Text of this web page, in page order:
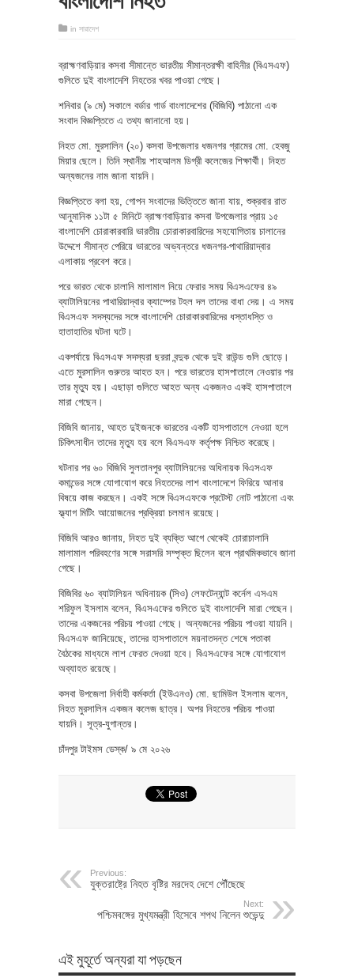
in সারাদেশ
ব্রাহ্মণবাড়িয়ার কসবা সীমান্তে ভারতীয় সীমান্তরক্ষী বাহিনীর (বিএসএফ)
গুলিতে দুই বাংলাদেশি নিহতের খবর পাওয়া গেছে।
শনিবার (৯ মে) সকালে বর্ডার গার্ড বাংলাদেশের (বিজিবি) পাঠানো এক
সংবাদ বিজ্ঞপ্তিতে এ তথ্য জানানো হয়।
নিহত মো. মুরসালিন (২০) কসবা উপজেলার ধজনগর গ্রামের মো. হেবজু
মিয়ার ছেলে। তিনি স্থানীয় শাহআলম ডিগ্রী কলেজের শিক্ষার্থী। নিহত
অন্যজনের নাম জানা যায়নি।
বিজ্ঞপ্তিতে বলা হয়, গোপন সংবাদের ভিত্তিতে জানা যায়, শুক্রবার রাত
আনুমানিক ১১টা ৫ মিনিটে ব্রাহ্মণবাড়িয়ার কসবা উপজেলার প্রায় ১৫
বাংলাদেশি চোরাকারবারি ভারতীয় চোরাকারবারিদের সহযোগিতায় চালানের
উদ্দেশে সীমান্ত পেরিয়ে ভারতের অভ্যন্তরে ধজনগর-পাথারিয়াদ্বার
এলাকায় প্রবেশ করে।
পরে ভারত থেকে চালানি মালামাল নিয়ে ফেরার সময় বিএসএফের ৪৯
ব্যাটালিয়নের পাথারিয়াদ্বার ক্যাম্পের টহল দল তাদের বাধা দেয়। এ সময়
বিএসএফ সদস্যদের সঙ্গে বাংলাদেশি চোরাকারবারিদের ধস্তাধস্তি ও
হাতাহাতির ঘটনা ঘটে।
একপর্যায়ে বিএসএফ সদস্যরা ছররা বন্দুক থেকে দুই রাউন্ড গুলি ছোড়ে।
এতে মুরসালিন গুরুতর আহত হন। পরে ভারতের হাসপাতালে নেওয়ার পর
তার মৃত্যু হয়। এছাড়া গুলিতে আহত অন্য একজনও একই হাসপাতালে
মারা গেছেন।
বিজিবি জানায়, আহত দুইজনকে ভারতের একটি হাসপাতালে নেওয়া হলে
চিকিৎসাধীন তাদের মৃত্যু হয় বলে বিএসএফ কর্তৃপক্ষ নিশ্চিত করেছে।
ঘটনার পর ৬০ বিজিবি সুলতানপুর ব্যাটালিয়নের অধিনায়ক বিএসএফ
কমান্ডের সঙ্গে যোগাযোগ করে নিহতদের লাশ বাংলাদেশে ফিরিয়ে আনার
বিষয়ে কাজ করছেন। একই সঙ্গে বিএসএফকে প্রটেস্ট নোট পাঠানো এবং
ফ্ল্যাগ মিটিং আয়োজনের প্রক্রিয়া চলমান রয়েছে।
বিজিবি আরও জানায়, নিহত দুই ব্যক্তি আগে থেকেই চোরাচালানি
মালামাল পরিবহণের সঙ্গে সরাসরি সম্পৃক্ত ছিলেন বলে প্রাথমিকভাবে জানা
গেছে।
বিজিবির ৬০ ব্যাটালিয়ন অধিনায়ক (সিও) লেফটেন্যান্ট কর্নেল এসএম
শরিফুল ইসলাম বলেন, বিএসএফের গুলিতে দুই বাংলাদেশি মারা গেছেন।
তাদের একজনের পরিচয় পাওয়া গেছে। অন্যজনের পরিচয় পাওয়া যায়নি।
বিএসএফ জানিয়েছে, তাদের হাসপাতালে ময়নাতদন্ত শেষে পতাকা
বৈঠকের মাধ্যমে লাশ ফেরত দেওয়া হবে। বিএসএফের সঙ্গে যোগাযোগ
অব্যাহত রয়েছে।
কসবা উপজেলা নির্বাহী কর্মকর্তা (ইউএনও) মো. ছামিউল ইসলাম বলেন,
নিহত মুরসালিন একজন কলেজ ছাত্র। অপর নিহতের পরিচয় পাওয়া
যায়নি। সূত্র-যুগান্তর।
চাঁদপুর টাইমস ডেস্ক/ ৯ মে ২০২৬
Previous:
যুক্তরাষ্ট্রে নিহত বৃষ্টির মরদেহ দেশে পৌঁছেছে
Next:
পশ্চিমবঙ্গের মুখ্যমন্ত্রী হিসেবে শপথ নিলেন শুভেন্দু
এই মুহূর্তে অন্যরা যা পড়ছেন